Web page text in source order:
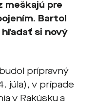
meškajú pre
Bartol
si nový
prípravný
júla), v prípade
v Rakúsku a